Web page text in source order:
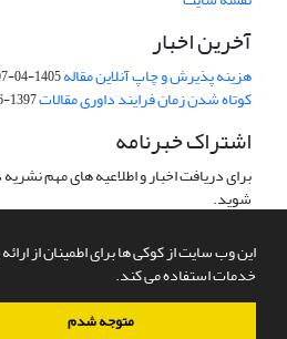
این وب سایت از کوکی ها برای اطمینان از
خدمات استفاده می کند.
متوجه شدم
آخرین اخبار
هزینه پذیرش و چاپ آنلاین مقاله1405-04-07
کوتاه شدن زمان فرایند داوری مقالات1397-06-05
اشتراک خبرنامه
برای دریافت اخبار و اطلاعیه های مهم
شوید.